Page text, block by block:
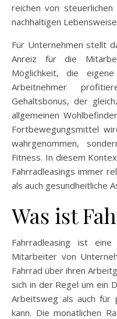
reichen von
nachhaltigen
Für Unternehmen stellt
Anreiz für die
Möglichkeit, die
Arbeitnehmer
Gehaltsbonus, der
allgemeinen
Fortbewegungsmittel
wahrgenommen,
Fitness. In diesem
Fahrradleasings immer
als auch gesundheitliche
Was ist
Fahrradleasing ist
Mitarbeiter von
Fahrrad über ihren
sich in der Regel um ein
Arbeitsweg als auch für
kann. Die monatlichen